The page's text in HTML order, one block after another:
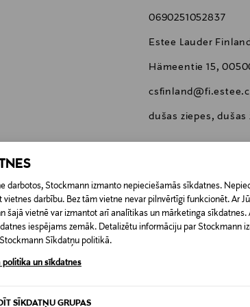
darbotos, Stockmann izmanto nepieciešamās sīkdatnes.
vietnes darbību. Bez tām vietne nevar pilnvērtīgi funkcionēt. Ar
šajā vietnē var izmantot arī analītikas un mārketinga sīkdatnes.
iespējams zemāk. Detalizētu informāciju par Stockmann
Sīkdatņu politikā.
politika un sīkdatnes
SĪKDATŅU GRUPAS
0690251052837
Estee Lauder
Hämeentie 15,
dušas ziepes,
0,00 €
saņemšanas brīža. Atgriešana ir
preces, ja to zīmogs ir atvērts. Aizzīmogotiem